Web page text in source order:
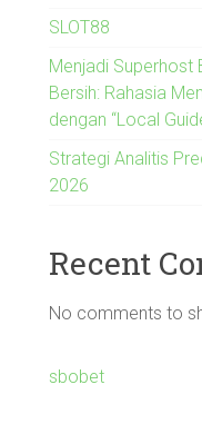
SLOT88
Menjadi Superhost
Bersih: Rahasia
dengan “Local
Strategi Analitis
2026
Recent
No comments to
sbobet